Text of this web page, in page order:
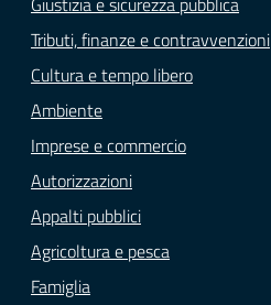
Tributi, finanze e contravvenzioni
Cultura e tempo libero
Ambiente
Imprese e commercio
Autorizzazioni
Appalti pubblici
Agricoltura e pesca
Famiglia